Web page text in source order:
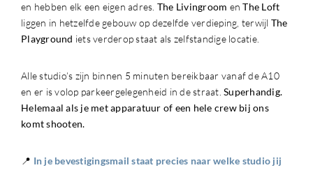
en hebben elk een eigen adres. The Livingroom enThe Loft
liggen in hetzelfde gebouw op dezelfde verdieping, terwijl The
Playground iets verderop staat als zelfstandige locatie.
Alle studio’s zijn binnen 5 minuten bereikbaar vanaf de A10
en er is volop parkeergelegenheid in de straat. Superhandig.
Helemaal als je met apparatuur of een hele crew bij ons
komt shooten.
📍 In je bevestigingsmail staat precies naar welke studio jij